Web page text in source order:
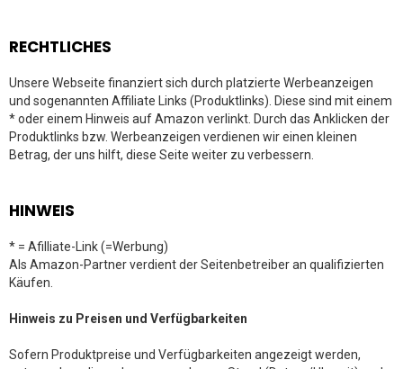
RECHTLICHES
Unsere Webseite finanziert sich durch platzierte Werbeanzeigen
und sogenannten Affiliate Links (Produktlinks). Diese sind mit einem
* oder einem Hinweis auf Amazon verlinkt. Durch das Anklicken der
Produktlinks bzw. Werbeanzeigen verdienen wir einen kleinen
Betrag, der uns hilft, diese Seite weiter zu verbessern.
HINWEIS
* = Afilliate-Link (=Werbung)
Als Amazon-Partner verdient der Seitenbetreiber an qualifizierten
Käufen.
Hinweis zu Preisen und Verfügbarkeiten
Sofern Produktpreise und Verfügbarkeiten angezeigt werden,